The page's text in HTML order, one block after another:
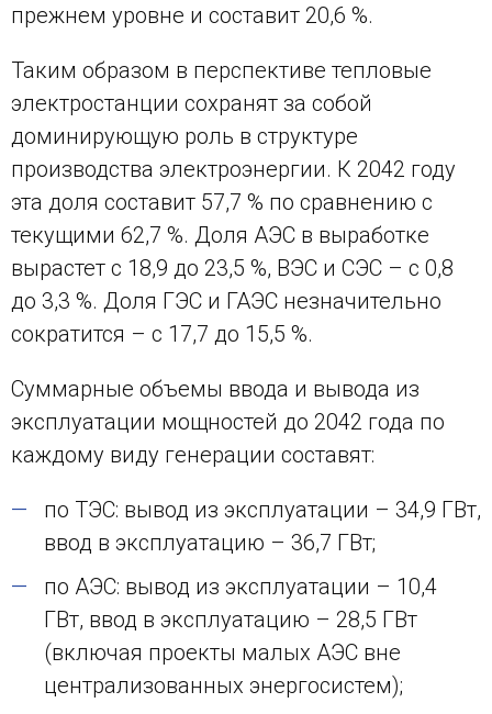
прежнем уровне и составит 20,6 %.
Таким образом в перспективе тепловые
электростанции сохранят за собой
доминирующую роль в структуре
производства электроэнергии. К 2042 году
эта доля составит 57,7 % по сравнению с
текущими 62,7 %. Доля АЭС в выработке
вырастет с 18,9 до 23,5 %, ВЭС и СЭС – с 0,8
до 3,3 %. Доля ГЭС и ГАЭС незначительно
сократится – с 17,7 до 15,5 %.
Суммарные объемы ввода и вывода из
эксплуатации мощностей до 2042 года по
каждому виду генерации составят:
по ТЭС: вывод из эксплуатации – 34,9 ГВт,
ввод в эксплуатацию – 36,7 ГВт;
по АЭС: вывод из эксплуатации – 10,4
ГВт, ввод в эксплуатацию – 28,5 ГВт
(включая проекты малых АЭС вне
централизованных энергосистем);